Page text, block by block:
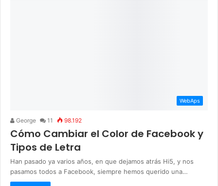
WebAps
George 11 98.192
Cómo Cambiar el Color de Facebook y
Tipos de Letra
Han pasado ya varios años, en que dejamos atrás Hi5, y nos
pasamos todos a Facebook, siempre hemos querido una…